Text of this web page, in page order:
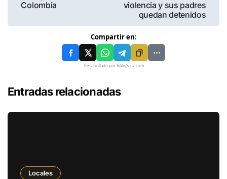
Colombia
violencia y sus padres
quedan detenidos
Compartir en:
Desarrollado por RikkySanz.com
Entradas relacionadas
Locales